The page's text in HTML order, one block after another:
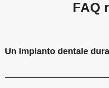
FAQ
Un impianto dentale